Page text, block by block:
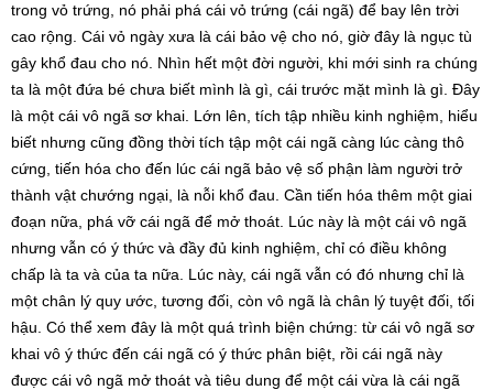
trong vỏ trứng, nó phải phá cái vỏ trứng (cái ngã) để bay lên trời
cao rộng. Cái vỏ ngày xưa là cái bảo vệ cho nó, giờ đây là ngục tù
gây khổ đau cho nó. Nhìn hết một đời người, khi mới sinh ra chúng
ta là một đứa bé chưa biết mình là gì, cái trước mặt mình là gì. Đây
là một cái vô ngã sơ khai. Lớn lên, tích tập nhiều kinh nghiệm, hiểu
biết nhưng cũng đồng thời tích tập một cái ngã càng lúc càng thô
cứng, tiến hóa cho đến lúc cái ngã bảo vệ số phận làm người trở
thành vật chướng ngại, là nỗi khổ đau. Cần tiến hóa thêm một giai
đoạn nữa, phá vỡ cái ngã để mở thoát. Lúc này là một cái vô ngã
nhưng vẫn có ý thức và đầy đủ kinh nghiệm, chỉ có điều không
chấp là ta và của ta nữa. Lúc này, cái ngã vẫn có đó nhưng chỉ là
một chân lý quy ước, tương đối, còn vô ngã là chân lý tuyệt đối, tối
hậu. Có thể xem đây là một quá trình biện chứng: từ cái vô ngã sơ
khai vô ý thức đến cái ngã có ý thức phân biệt, rồi cái ngã này
được cái vô ngã mở thoát và tiêu dung để một cái vừa là cái ngã